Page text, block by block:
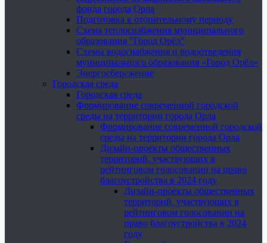
фонда города Орла
Подготовка к отопительному периоду
Схема теплоснабжения муниципального
образования "Город Орёл"
Схемы водоснабжения и водоотведения
муниципального образования «Город Орёл»
Энергосбережение
Городская среда
Городская среда
Формирование современной городской
среды на территории города Орла
Формирование современной городской
среды на территории города Орла
Дизайн-проекты общественных
территорий, участвующих в
рейтинговом голосовании на право
благоустройства в 2024 году
Дизайн-проекты общественных
территорий, участвующих в
рейтинговом голосовании на
право благоустройства в 2024
году